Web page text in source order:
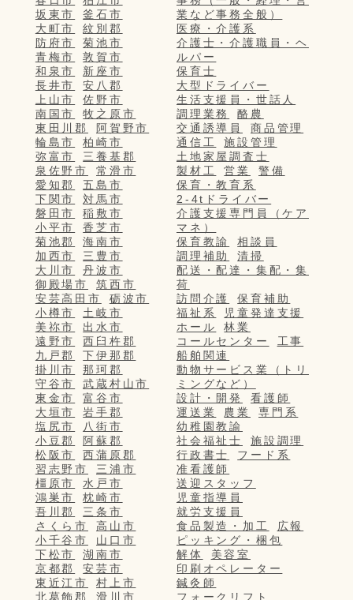
坂東市
釜石市
大町市
紋別郡
防府市
菊池市
青梅市
敦賀市
和泉市
新座市
長井市
安八郡
上山市
佐野市
南国市
牧之原市
東田川郡
阿賀野市
輪島市
柏崎市
弥富市
三養基郡
泉佐野市
常滑市
愛知郡
五島市
下関市
対馬市
磐田市
稲敷市
小平市
香芝市
菊池郡
海南市
加西市
三豊市
大川市
丹波市
御殿場市
筑西市
安芸高田市
砺波市
小樽市
土岐市
美祢市
出水市
遠野市
西臼杵郡
九戸郡
下伊那郡
掛川市
那珂郡
守谷市
武蔵村山市
東金市
富谷市
大垣市
岩手郡
塩尻市
八街市
小豆郡
阿蘇郡
松阪市
西蒲原郡
習志野市
三浦市
橿原市
水戸市
鴻巣市
枕崎市
吾川郡
三条市
さくら市
高山市
小千谷市
山口市
下松市
湖南市
京都郡
安芸市
東近江市
村上市
北葛飾郡
滑川市
業など事務全般）
医療・介護系
介護士・介護職員・ヘ
ルパー
保育士
大型ドライバー
生活支援員・世話人
調理業務
酪農
交通誘導員
商品管理
通信工
施設管理
土地家屋調査士
製材工
営業
警備
保育・教育系
2-4tドライバー
介護支援専門員（ケア
マネ）
保育教諭
相談員
調理補助
清掃
配送・配達・集配・集
荷
訪問介護
保育補助
福祉系
児童発達支援
ホール
林業
コールセンター
工事
船舶関連
動物サービス業（トリ
ミングなど）
設計・開発
看護師
運送業
農業
専門系
幼稚園教諭
社会福祉士
施設調理
行政書士
フード系
准看護師
送迎スタッフ
児童指導員
就労支援員
食品製造・加工
広報
ピッキング・梱包
解体
美容室
印刷オペレーター
鍼灸師
フォークリフト